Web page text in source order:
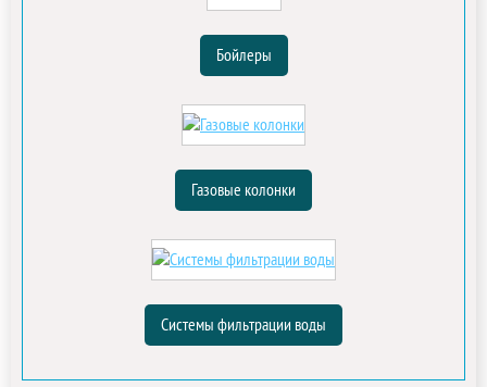
Бойлеры
Газовые колонки
Системы фильтрации воды